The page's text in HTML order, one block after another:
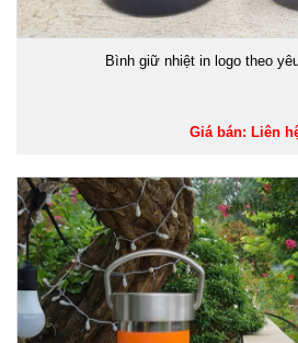
Bình giữ nhiệt in logo theo
Giá bán: Liên